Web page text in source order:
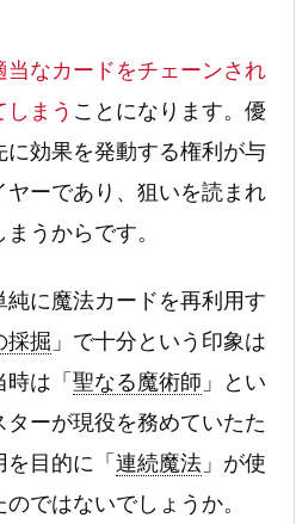
当なカードをチェーンされ
まう ことになります。優
効果を発動する権利が与
ヤーであり、狙いを読まれ
うからです。
に魔法カードを再利用す
採掘 」で十分という印象は
は「 聖なる魔術師 」とい
ーが現役を務めていたた
目的に「 連続魔法 」が使
ではないでしょうか。